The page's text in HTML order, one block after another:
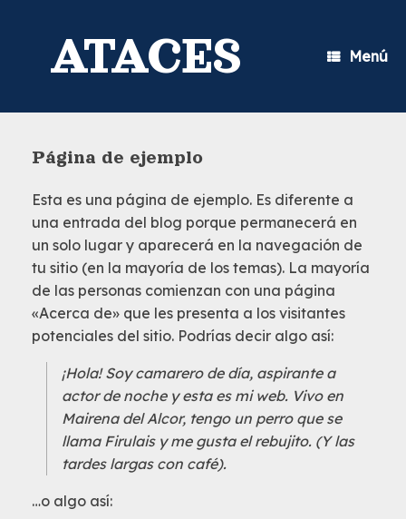
ATACES Menú
Página de ejemplo
Esta es una página de ejemplo. Es diferente a
una entrada del blog porque permanecerá en
un solo lugar y aparecerá en la navegación de
tu sitio (en la mayoría de los temas). La mayoría
de las personas comienzan con una página
«Acerca de» que les presenta a los visitantes
potenciales del sitio. Podrías decir algo así:
¡Hola! Soy camarero de día, aspirante a
actor de noche y esta es mi web. Vivo en
Mairena del Alcor, tengo un perro que se
llama Firulais y me gusta el rebujito. (Y las
tardes largas con café).
…o algo así: